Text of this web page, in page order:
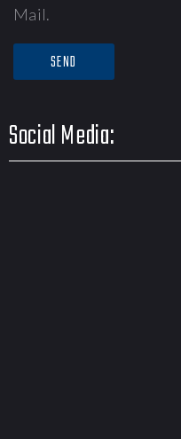
Mail.
Social Media: